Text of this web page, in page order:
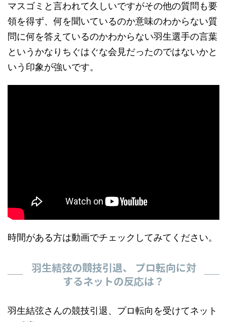
マスゴミと言われて久しいですがその他の質問も要
領を得ず、何を聞いているのか意味のわからない質
問に何を答えているのかわからない羽生選手の言葉
というかなりちぐはぐな会見だったのではないかと
いう印象が強いです。
時間がある方は動画でチェックしてみてください。
羽生結弦の競技引退、 プロ転向に対
するネットの反応は？
羽生結弦さんの競技引退、プロ転向を受けてネット